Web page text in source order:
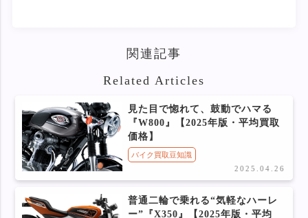
関連記事
Related Articles
見た目で惚れて、鼓動でハマる
『W800』【2025年版・平均買取
価格】
バイク買取豆知識
2025.04.26
普通二輪で乗れる“気軽なハーレ
ー”『X350』【2025年版・平均